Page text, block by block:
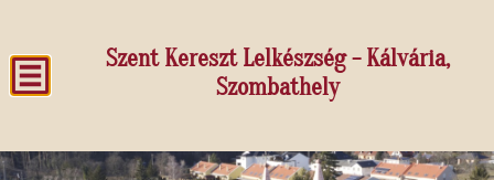
Szent Kereszt Lelkészség - Kálvária,
Szombathely